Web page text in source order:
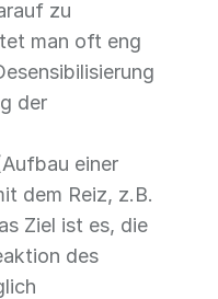
zu
man oft eng
der
einer
dem Reiz, z.B.
Ziel ist es, die
des